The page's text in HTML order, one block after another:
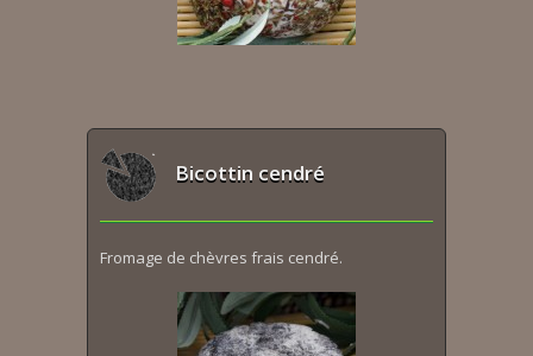
Bicottin cendré
Fromage de chèvres frais cendré.